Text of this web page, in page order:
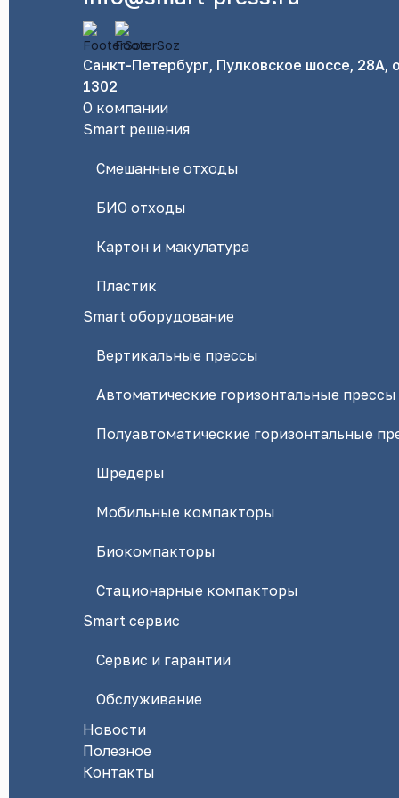
О компании
Smart решения
Смешанные отходы
БИО отходы
Картон и макулатура
Пластик
Smart оборудование
Вертикальные прессы
Автоматические горизонтальные прессы
Полуавтоматические горизонтальные
Шредеры
Мобильные компакторы
Биокомпакторы
Стационарные компакторы
Smart сервис
Сервис и гарантии
Обслуживание
Новости
Полезное
Контакты
Санкт-Петербург, Пулковское шоссе, 28А,
1302